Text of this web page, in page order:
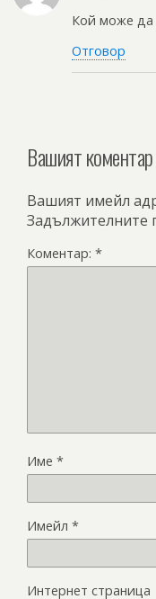
Кой може да
Отговор
Вашият коментар
Вашият имейл
Задължителните
Коментар: *
Име *
Имейл *
Интернет страница